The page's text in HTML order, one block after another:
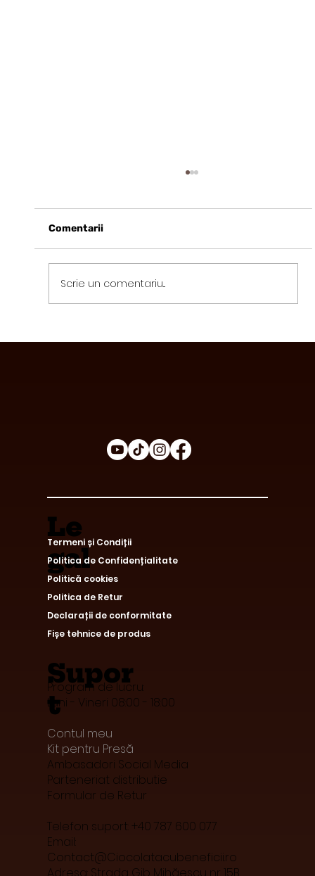
Comentarii
Scrie un comentariu...
Le
gal
Supor
t
Program de lucru:
Luni - Vineri 08:00 - 18:00
Contul meu
Kit pentru Presă
Ambasadori Social Media
Parteneriat distributie
Formular de Retur
Telefon suport: +40 787 600 077
Email:
Contact@Ciocolatacubeneficii.ro
Termeni și Condiții
Politica de Confidențialitate
Politică cookies
Politica de Retur
Declarații de conformitate
Fișe tehnice de produs